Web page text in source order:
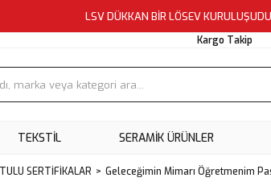
LSV DÜKKAN BİR LÖSEV
Kargo Takip
TEKSTİL SERAMİK ÜRÜNLER
SERTİFİKALAR Geleceğimin Mimarı Öğretmenim